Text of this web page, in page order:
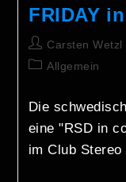
FRIDAY
Carsten Wetzl
Allgemein
Die
eine "RSD in
im Club